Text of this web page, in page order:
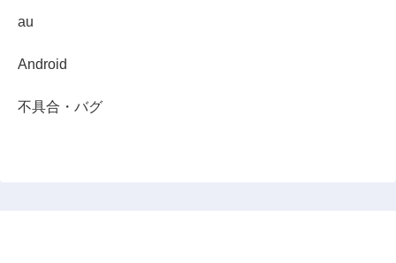
au
Android
不具合・バグ